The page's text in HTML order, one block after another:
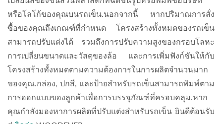
หรือโลโก้ของคุณบนรถเข็น.นอกจากนี้ หากปริมาณการสั่ง
ซื้อของคุณถึงเกณฑ์ที่กำหนด โครงสร้างทั้งหมดของรถเข็น
สามารถปรับแต่งได้ รวมถึงการปรับความสูงของกรอบโลหะ
การเปลี่ยนขนาดและวัสดุของล้อ และการเพิ่มฟังก์ชันให้กับ
โครงสร้างทั้งหมดตามความต้องการในการผลิตจำนวนมาก
ของคุณ.กล่อง, ปกสี, และป้ายสำหรับรถเข็นสามารถพิมพ์ตาม
การออกแบบของลูกค้าเพื่อการบรรจุภัณฑ์ที่ครอบคลุม.หาก
คุณกำลังมองหาการผลิตที่ปรับแต่งสำหรับรถเข็น ยินดีต้อนรับ